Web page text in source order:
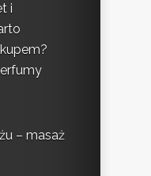
i
– masaż